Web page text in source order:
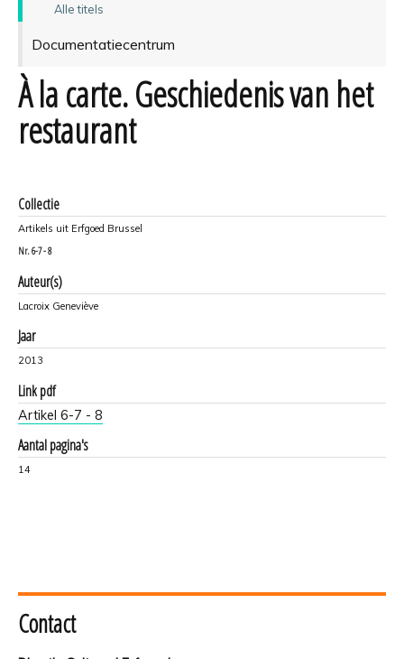
Alle titels
Documentatiecentrum
À la carte. Geschiedenis van het
restaurant
Collectie
Artikels uit Erfgoed Brussel
Nr. 6-7 - 8
Auteur(s)
Lacroix Geneviève
Jaar
2013
Link pdf
Artikel 6-7 - 8
Aantal pagina's
14
Contact